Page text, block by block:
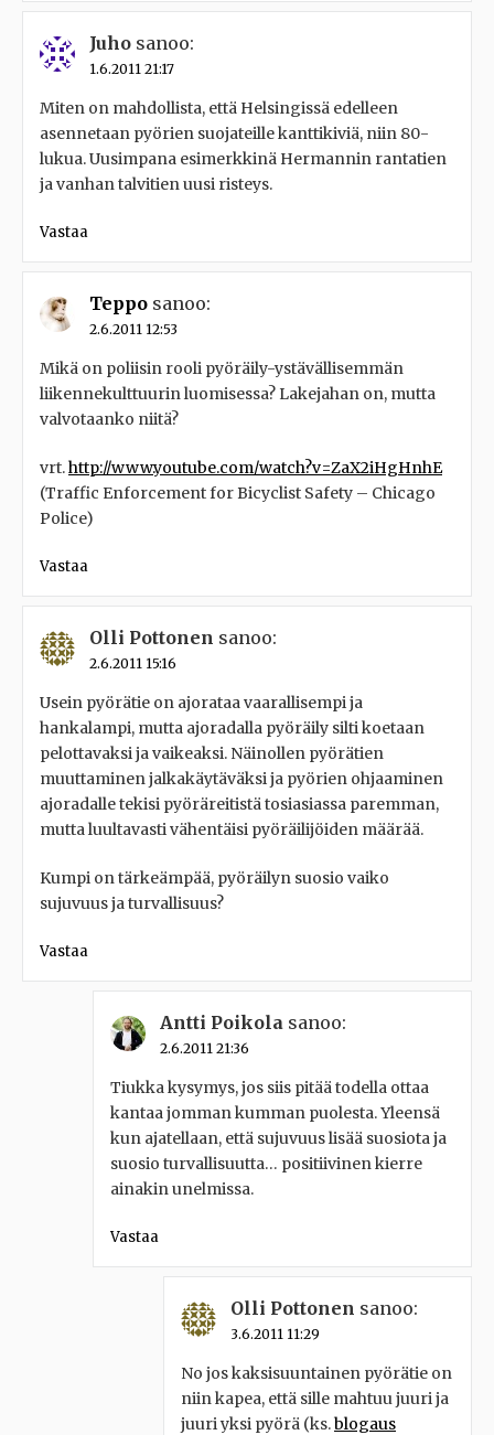
Juho sanoo:
1.6.2011 21:17
Miten on mahdollista, että Helsingissä edelleen
asennetaan pyörien suojateille kanttikiviä, niin 80-
lukua. Uusimpana esimerkkinä Hermannin rantatien
ja vanhan talvitien uusi risteys.
Vastaa
Teppo sanoo:
2.6.2011 12:53
Mikä on poliisin rooli pyöräily-ystävällisemmän
liikennekulttuurin luomisessa? Lakejahan on, mutta
valvotaanko niitä?
vrt.http://www.youtube.com/watch?v=ZaX2iHgHnhE
(Traffic Enforcement for Bicyclist Safety – Chicago
Police)
Vastaa
Olli Pottonen sanoo:
2.6.2011 15:16
Usein pyörätie on ajorataa vaarallisempi ja
hankalampi, mutta ajoradalla pyöräily silti koetaan
pelottavaksi ja vaikeaksi. Näinollen pyörätien
muuttaminen jalkakäytäväksi ja pyörien ohjaaminen
ajoradalle tekisi pyöräreitistä tosiasiassa paremman,
mutta luultavasti vähentäisi pyöräilijöiden määrää.
Kumpi on tärkeämpää, pyöräilyn suosio vaiko
sujuvuus ja turvallisuus?
Vastaa
Antti Poikola sanoo:
2.6.2011 21:36
Tiukka kysymys, jos siis pitää todella ottaa
kantaa jomman kumman puolesta. Yleensä
kun ajatellaan, että sujuvuus lisää suosiota ja
suosio turvallisuutta… positiivinen kierre
ainakin unelmissa.
Vastaa
Olli Pottonen sanoo:
3.6.2011 11:29
No jos kaksisuuntainen pyörätie on
niin kapea, että sille mahtuu juuri ja
juuri yksi pyörä (ks.blogaus